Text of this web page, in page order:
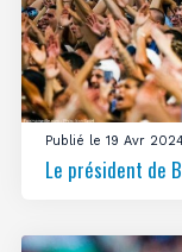
Publié le 19 Avr
Le président de